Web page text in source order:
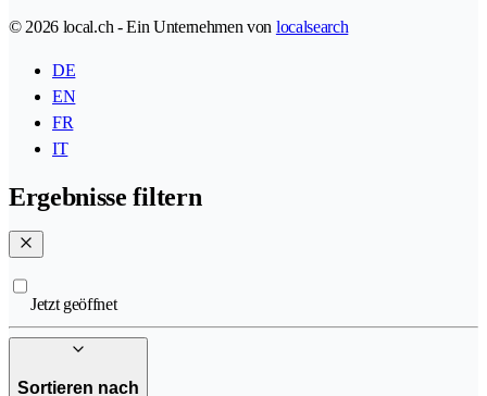
© 2026 local.ch - Ein Unternehmen von localsearch
DE
EN
FR
IT
Ergebnisse filtern
Jetzt geöffnet
Sortieren nach